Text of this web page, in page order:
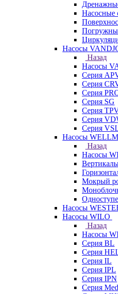
Насосные
Насосы
Назад
Насосы
Серия
Серия
Серия
Серия SG
Серия
Серия
Серия
Насосы
Назад
Насосы
Мокрый
Насосы
Насосы WILO
Назад
Насосы
Серия BL
Серия
Серия IL
Серия IPL
Серия IPN
Серия